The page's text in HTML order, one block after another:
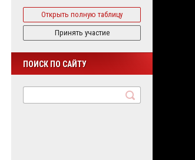
Открыть полную таблицу
Принять участие
ПОИСК ПО САЙТУ